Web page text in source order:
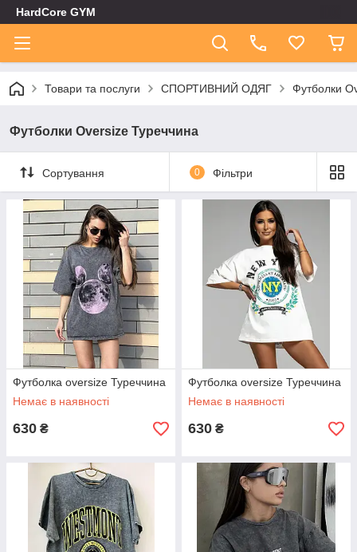
HardCore GYM
Товари та послуги СПОРТИВНИЙ ОДЯГ Футболки
Футболки Oversize Туреччина
Сортування 0 Фільтри
Футболка oversize Туреччина
Немає в наявності
630 ₴
Футболка oversize Туреччина
Немає в наявності
630 ₴